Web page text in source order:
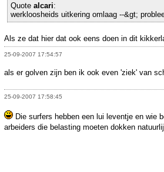
Quote alcari:
werkloosheids uitkering omlaag --&gt;
Als ze dat hier dat ook eens doen in dit
25-09-2007 17:54:57
als er golven zijn ben ik ook even 'ziek' van
25-09-2007 17:58:45
Die surfers hebben een lui leventje en wie
arbeiders die belasting moeten dokken